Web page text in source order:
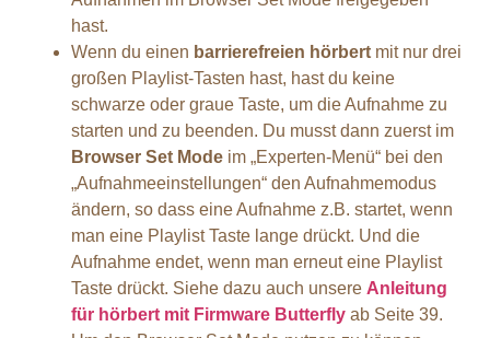
hast.
Wenn du einen barrierefreien hörbert mit nur drei
großen Playlist-Tasten hast, hast du keine
schwarze oder graue Taste, um die Aufnahme zu
starten und zu beenden. Du musst dann zuerst im
Browser Set Mode im „Experten-Menü“ bei den
„Aufnahmeeinstellungen“ den Aufnahmemodus
ändern, so dass eine Aufnahme z.B. startet, wenn
man eine Playlist Taste lange drückt. Und die
Aufnahme endet, wenn man erneut eine Playlist
Taste drückt. Siehe dazu auch unsere Anleitung
für hörbert mit Firmware Butterfly ab Seite 39.